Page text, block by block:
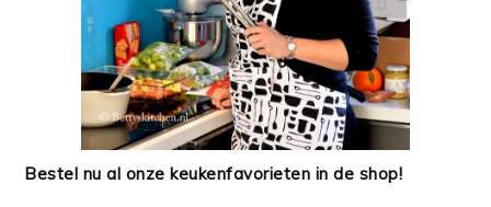
Bestel nu al onze keukenfavorieten in de shop!